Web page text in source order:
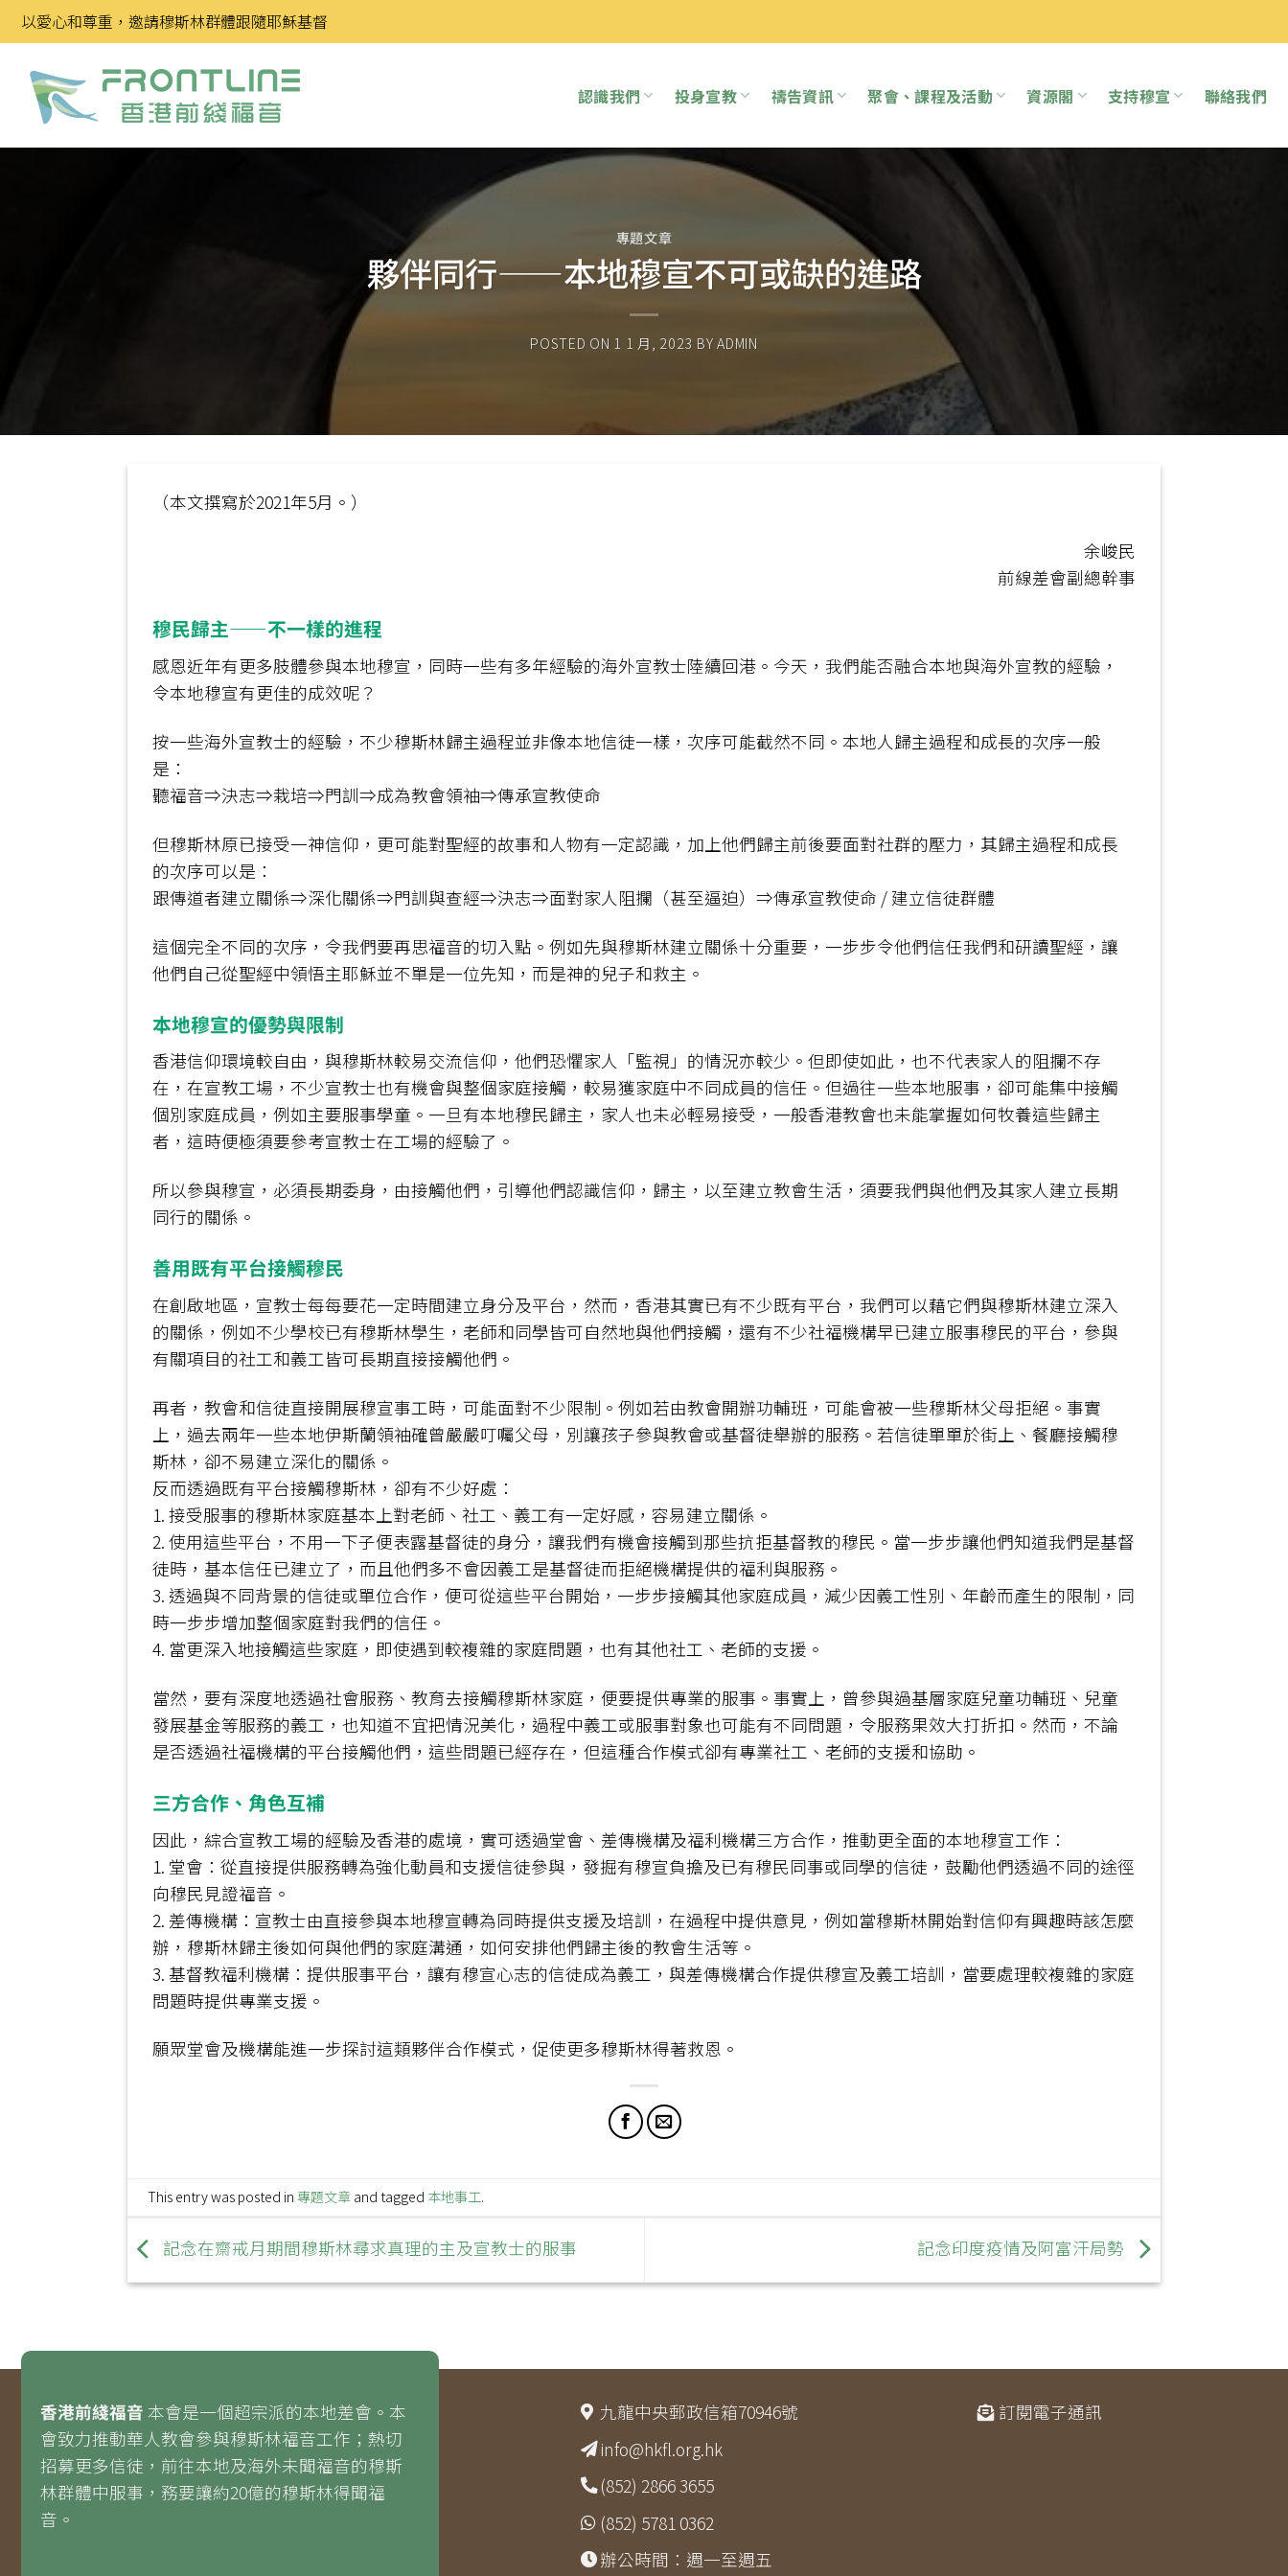
Skip
to
content
以愛心和尊重，邀請穆斯林群體跟隨耶穌基督
認識我們 投身宣教 禱告資訊 聚會、課程及活動 資源閣 支持穆宣 聯絡我們
專題文章
夥伴同行——本地穆宣不可或缺的進路
POSTED ON 1 1 月, 2023 BYADMIN
（本文撰寫於2021年5月。）
余峻民
前線差會副總幹事
穆民歸主——不一樣的進程
感恩近年有更多肢體參與本地穆宣，同時一些有多年經驗的海外宣教士陸續回港。今天，我們能否融合本地與海外宣教的經驗，
令本地穆宣有更佳的成效呢？
按一些海外宣教士的經驗，不少穆斯林歸主過程並非像本地信徒一樣，次序可能截然不同。本地人歸主過程和成長的次序一般
是：
聽福音⇒決志⇒栽培⇒門訓⇒成為教會領袖⇒傳承宣教使命
但穆斯林原已接受一神信仰，更可能對聖經的故事和人物有一定認識，加上他們歸主前後要面對社群的壓力，其歸主過程和成長
的次序可以是：
跟傳道者建立關係⇒深化關係⇒門訓與查經⇒決志⇒面對家人阻攔（甚至逼迫）⇒傳承宣教使命 / 建立信徒群體
這個完全不同的次序，令我們要再思福音的切入點。例如先與穆斯林建立關係十分重要，一步步令他們信任我們和研讀聖經，讓
他們自己從聖經中領悟主耶穌並不單是一位先知，而是神的兒子和救主。
本地穆宣的優勢與限制
香港信仰環境較自由，與穆斯林較易交流信仰，他們恐懼家人「監視」的情況亦較少。但即使如此，也不代表家人的阻攔不存
在，在宣教工場，不少宣教士也有機會與整個家庭接觸，較易獲家庭中不同成員的信任。但過往一些本地服事，卻可能集中接觸
個別家庭成員，例如主要服事學童。一旦有本地穆民歸主，家人也未必輕易接受，一般香港教會也未能掌握如何牧養這些歸主
者，這時便極須要參考宣教士在工場的經驗了。
所以參與穆宣，必須長期委身，由接觸他們，引導他們認識信仰，歸主，以至建立教會生活，須要我們與他們及其家人建立長期
同行的關係。
善用既有平台接觸穆民
在創啟地區，宣教士每每要花一定時間建立身分及平台，然而，香港其實已有不少既有平台，我們可以藉它們與穆斯林建立深入
的關係，例如不少學校已有穆斯林學生，老師和同學皆可自然地與他們接觸，還有不少社福機構早已建立服事穆民的平台，參與
有關項目的社工和義工皆可長期直接接觸他們。
再者，教會和信徒直接開展穆宣事工時，可能面對不少限制。例如若由教會開辦功輔班，可能會被一些穆斯林父母拒絕。事實
上，過去兩年一些本地伊斯蘭領袖確曾嚴嚴叮囑父母，別讓孩子參與教會或基督徒舉辦的服務。若信徒單單於街上、餐廳接觸穆
斯林，卻不易建立深化的關係。
反而透過既有平台接觸穆斯林，卻有不少好處：
1. 接受服事的穆斯林家庭基本上對老師、社工、義工有一定好感，容易建立關係。
2. 使用這些平台，不用一下子便表露基督徒的身分，讓我們有機會接觸到那些抗拒基督教的穆民。當一步步讓他們知道我們是基督
徒時，基本信任已建立了，而且他們多不會因義工是基督徒而拒絕機構提供的福利與服務。
3. 透過與不同背景的信徒或單位合作，便可從這些平台開始，一步步接觸其他家庭成員，減少因義工性別、年齡而產生的限制，同
時一步步增加整個家庭對我們的信任。
4. 當更深入地接觸這些家庭，即使遇到較複雜的家庭問題，也有其他社工、老師的支援。
當然，要有深度地透過社會服務、教育去接觸穆斯林家庭，便要提供專業的服事。事實上，曾參與過基層家庭兒童功輔班、兒童
發展基金等服務的義工，也知道不宜把情況美化，過程中義工或服事對象也可能有不同問題，令服務果效大打折扣。然而，不論
是否透過社福機構的平台接觸他們，這些問題已經存在，但這種合作模式卻有專業社工、老師的支援和協助。
三方合作、角色互補
因此，綜合宣教工場的經驗及香港的處境，實可透過堂會、差傳機構及福利機構三方合作，推動更全面的本地穆宣工作：
1. 堂會：從直接提供服務轉為強化動員和支援信徒參與，發掘有穆宣負擔及已有穆民同事或同學的信徒，鼓勵他們透過不同的途徑
向穆民見證福音。
2. 差傳機構：宣教士由直接參與本地穆宣轉為同時提供支援及培訓，在過程中提供意見，例如當穆斯林開始對信仰有興趣時該怎麼
辦，穆斯林歸主後如何與他們的家庭溝通，如何安排他們歸主後的教會生活等。
3. 基督教福利機構：提供服事平台，讓有穆宣心志的信徒成為義工，與差傳機構合作提供穆宣及義工培訓，當要處理較複雜的家庭
問題時提供專業支援。
願眾堂會及機構能進一步探討這類夥伴合作模式，促使更多穆斯林得著救恩。
This entry was posted in 專題文章and tagged 本地事工.
記念在齋戒月期間穆斯林尋求真理的主及宣教士的服事 記念印度疫情及阿富汗局勢
香港前綫福音 本會是一個超宗派的本地差會。本
會致力推動華人教會參與穆斯林福音工作；熱切
招募更多信徒，前往本地及海外未聞福音的穆斯
林群體中服事，務要讓約20億的穆斯林得聞福
音。
九龍中央郵政信箱70946號
info@hkfl.org.hk
(852) 2866 3655
(852) 5781 0362
辦公時間：週一至週五
訂閱電子通訊